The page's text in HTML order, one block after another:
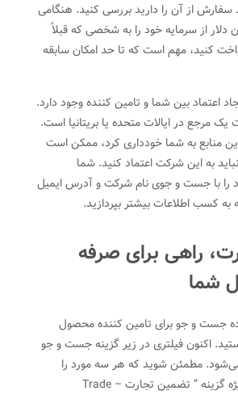
از آن را دارید بررسی کنید. هنگامی
دلار از سرمایه خود را به شخصی که قبلاً
کنید، مهم است که تا حد امکان سابقه
اعتماد بین شما و تامین کننده وجود دارد.
یک مرجع در ایالات متحده یا بریتانیا است.
منابع به شما خودداری کرد، ممکن است
به این شرکت اعتماد کنید. شما
را با جست و جوی نام شرکت و آدرس ایمیل
به کسب اطلاعات بیشتر بپردازید.
راهی برای صرفه
شما
جست و جو برای تامین کننده محصول
اکنون فیلتری در زیر گزینه جست و جو
مطمئن شوید که هر سه مورد را
علامت زده‌اید، به ویژه گزینه ” تضمین تجارت – Trade